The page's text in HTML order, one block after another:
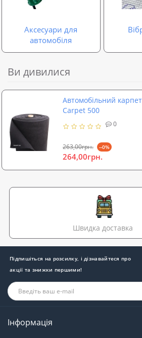
Аксесуари для
автомобіля
Ви дивилися
Автомобільний
Carpet 500
0
263,00грн. --0%
264,00грн.
Швидка доставка
Підпишіться на розсилку, і дізнавайтеся про
акції та знижки першими!
Інформація